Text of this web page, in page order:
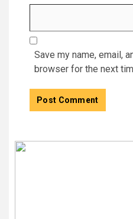
Save my name, email,
browser for the next